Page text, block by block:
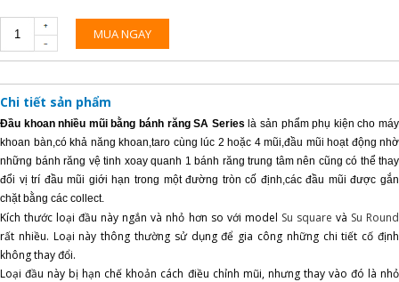
MUA NGAY
Chi tiết sản phẩm
Đầu khoan nhiều mũi bằng bánh răng SA Series là sản phẩm phụ kiện cho máy
khoan bàn,có khả năng khoan,taro cùng lúc 2 hoặc 4 mũi,đầu mũi hoạt động nhờ
những bánh răng vệ tinh xoay quanh 1 bánh răng trung tâm nên cũng có thể thay
đổi vị trí đầu mũi giới hạn trong một đường tròn cố định,các đầu mũi được gắn
chặt bằng các collect.
Kích thước loại đầu này ngắn và nhỏ hơn so với model Su square và Su Round
rất nhiều. Loại này thông thường sử dụng để gia công những chi tiết cố định
không thay đổi.
Loại đầu này bị hạn chế khoản cách điều chỉnh mũi, nhưng thay vào đó là nhỏ